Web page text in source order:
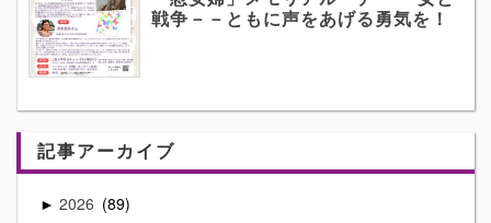
戦争－－ともに声をあげる勇気を！
記事アーカイブ
► 2026 89